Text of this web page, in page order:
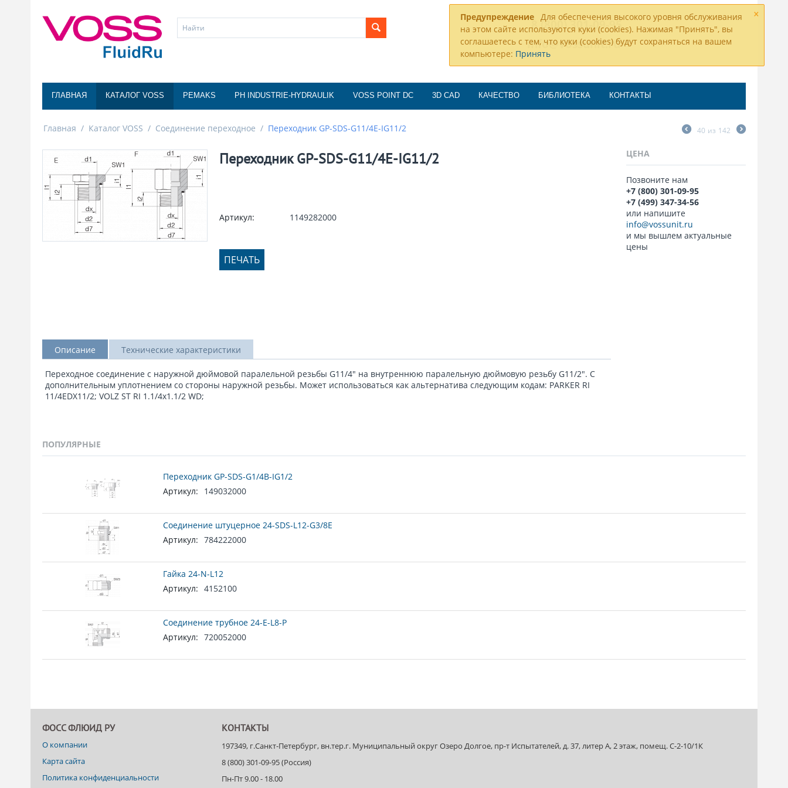
×
Предупреждение Для обеспечения высокого уровня обслуживания
на этом сайте используются куки (cookies). Нажимая "Принять", вы
соглашаетесь с тем, что куки (cookies) будут сохраняться на вашем
компьютере: Принять
8 (800) 301-09-95
info@vossunit.ru
ГЛАВНАЯ КАТАЛОГ VOSS PEMAKS PH INDUSTRIE-HYDRAULIK VOSS POINT DC 3D CAD КАЧЕСТВО БИБЛИОТЕКА КОНТАКТЫ
Главная / Каталог VOSS / Соединение переходное / Переходник GP-SDS-G11/4E-IG11/2 40 из 142
Переходник GP-SDS-G11/4E-IG11/2
Артикул: 1149282000
ПЕЧАТЬ
Описание Технические характеристики
Переходное соединение с наружной дюймовой паралельной резьбы G11/4" на внутреннюю паралельную дюймовую резьбу G11/2". C
дополнительным уплотнением со стороны наружной резьбы. Может использоваться как альтернатива следующим кодам: PARKER RI
11/4EDX11/2; VOLZ ST RI 1.1/4x1.1/2 WD;
ЦЕНА
Позвоните нам
+7 (800) 301-09-95
+7 (499) 347-34-56
или напишите
info@vossunit.ru
и мы вышлем актуальные
цены
ПОПУЛЯРНЫЕ
Переходник GP-SDS-G1/4B-IG1/2
Артикул:
149032000
Соединение штуцерное 24-SDS-L12-G3/8E
Артикул: 784222000
Гайка 24-N-L12
Артикул: 4152100
Соединение трубное 24-E-L8-P
Артикул: 720052000
ФОСС ФЛЮИД РУ
О компании
Карта сайта
Политика конфиденциальности
КОНТАКТЫ
197349, г.Санкт-Петербург, вн.тер.г. Муниципальный округ Озеро Долгое, пр-т Испытателей, д. 37, литер А, 2 этаж, помещ. С-2-10/1К
8 (800) 301-09-95 (Россия)
Пн-Пт 9.00 - 18.00